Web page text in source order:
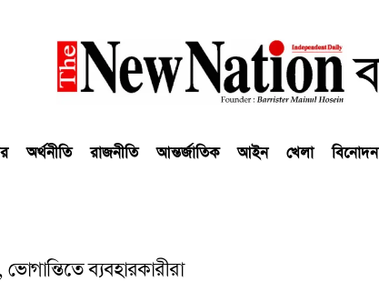
অর্থনীতি রাজনীতি আন্তর্জাতিক আইন খেলা বিনোদন
ব্যবহারকারীরা